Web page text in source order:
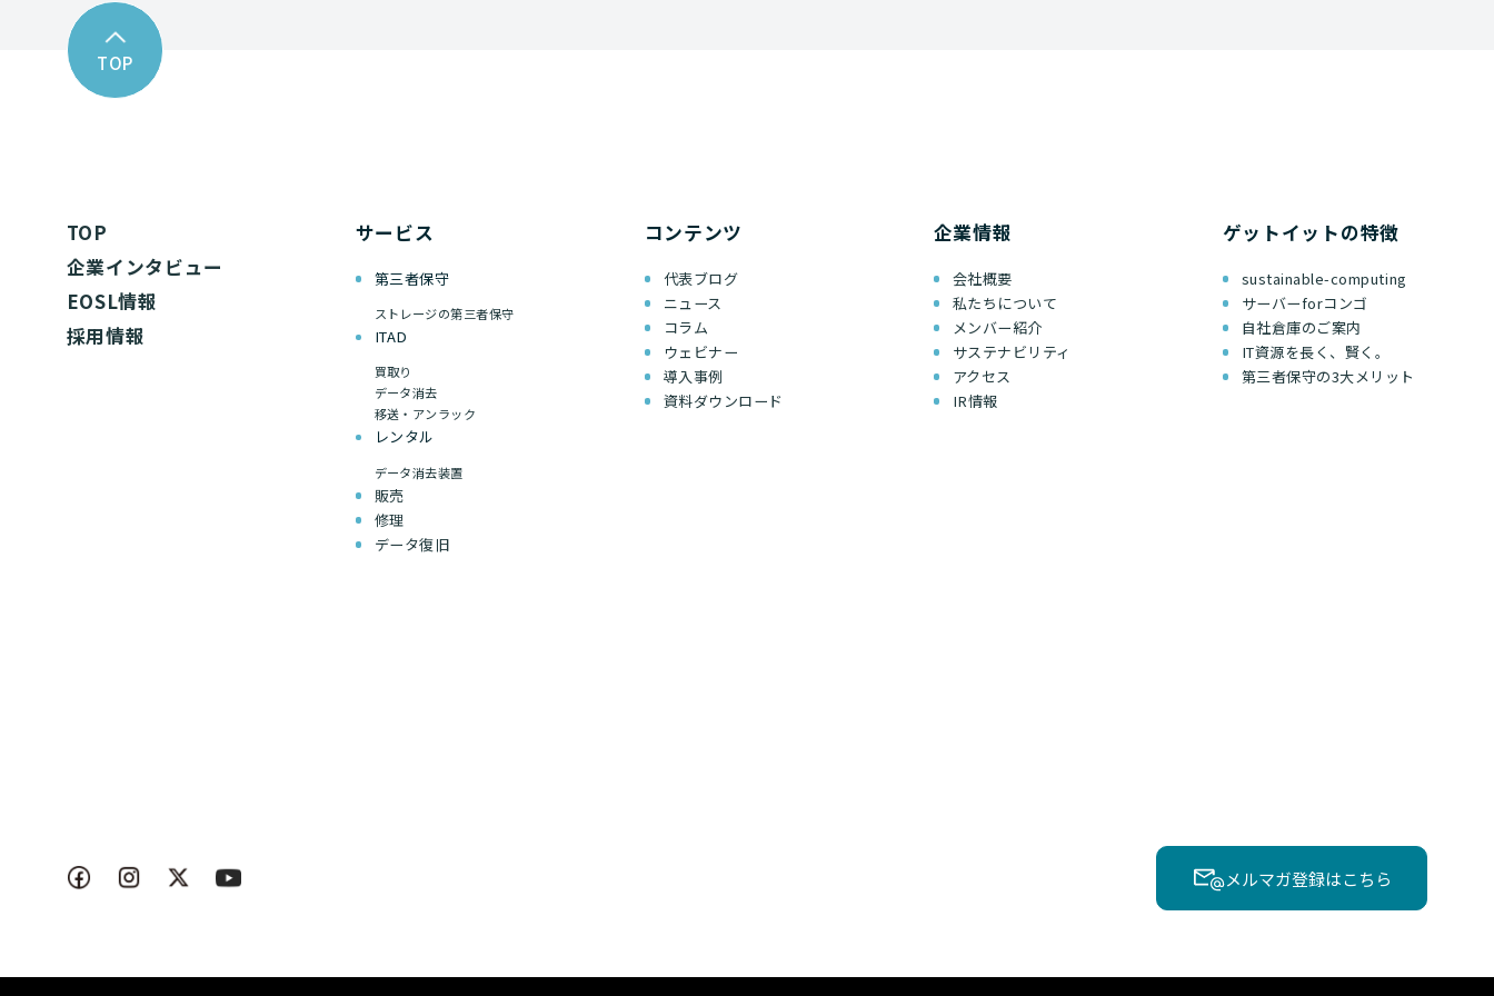
TOP
TOP
企業インタビュー
EOSL情報
採用情報
サービス
第三者保守
ストレージの第三者保守
ITAD
買取り
データ消去
移送・アンラック
レンタル
データ消去装置
販売
修理
データ復旧
コンテンツ
代表ブログ
ニュース
コラム
ウェビナー
導入事例
資料ダウンロード
企業情報
会社概要
私たちについて
メンバー紹介
サステナビリティ
アクセス
IR情報
ゲットイットの特徴
sustainable-computing
サーバーforコンゴ
自社倉庫のご案内
IT資源を長く、賢く。
第三者保守の3大メリット
メルマガ登録はこちら